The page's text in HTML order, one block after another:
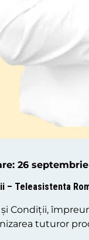
26
– Teleasistenta
Condiții,
tuturor